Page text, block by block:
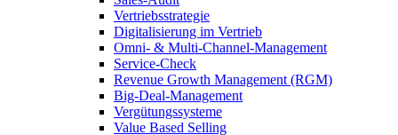
Vertriebsstrategie
Digitalisierung im Vertrieb
Omni- & Multi-Channel-Management
Service-Check
Revenue Growth Management (RGM)
Big-Deal-Management
Vergütungssysteme
Value Based Selling